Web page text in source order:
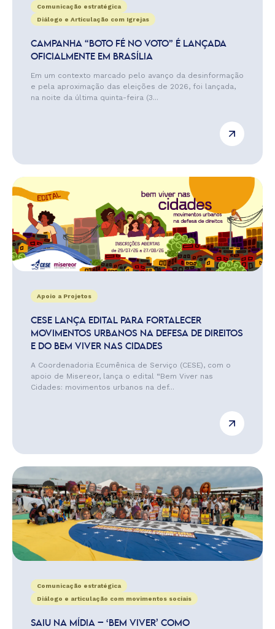
Comunicação estratégica
Diálogo e Articulação com Igrejas
CAMPANHA “BOTO FÉ NO VOTO” É LANÇADA
OFICIALMENTE EM BRASÍLIA
Em um contexto marcado pelo avanço da desinformação
e pela aproximação das eleições de 2026, foi lançada,
na noite da última quinta-feira (3...
Apoio a Projetos
CESE LANÇA EDITAL PARA FORTALECER
MOVIMENTOS URBANOS NA DEFESA DE DIREITOS
E DO BEM VIVER NAS CIDADES
A Coordenadoria Ecumênica de Serviço (CESE), com o
apoio de Misereor, lança o edital “Bem Viver nas
Cidades: movimentos urbanos na def...
Comunicação estratégica
Diálogo e articulação com movimentos sociais
SAIU NA MÍDIA – ‘BEM VIVER’ COMO